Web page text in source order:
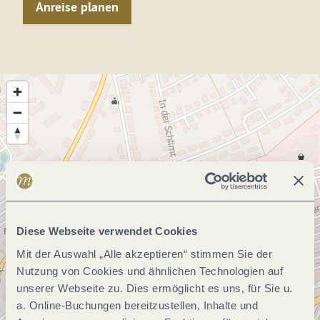
Diese Webseite verwendet Cookies
Mit der Auswahl „Alle akzeptieren“ stimmen Sie der
Nutzung von Cookies und ähnlichen Technologien auf
unserer Webseite zu. Dies ermöglicht es uns, für Sie u.
a. Online-Buchungen bereitzustellen, Inhalte und
Anreise planen